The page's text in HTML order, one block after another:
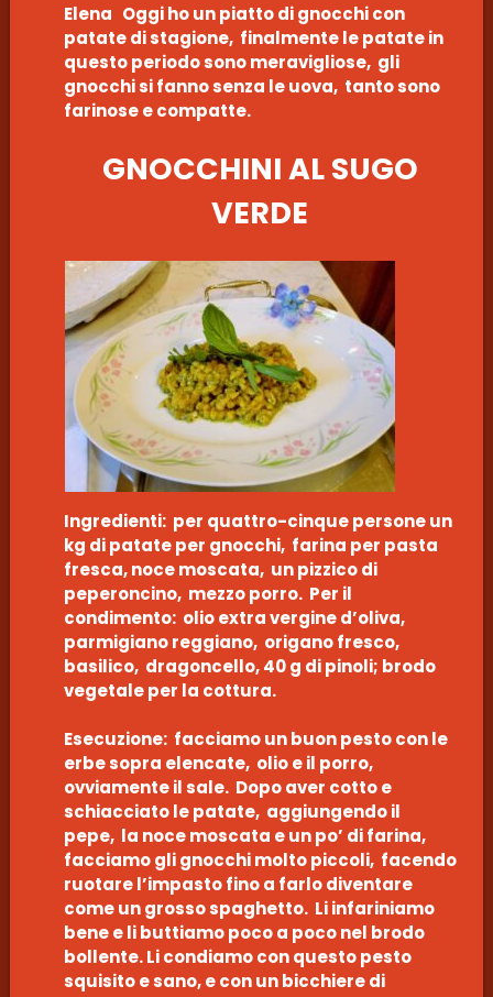
Elena Oggi ho un piatto di gnocchi con
patate di stagione, finalmente le patate in
questo periodo sono meravigliose, gli
gnocchi si fanno senza le uova, tanto sono
farinose e compatte.
GNOCCHINI AL SUGO
VERDE
Ingredienti: per quattro-cinque persone un
kg di patate per gnocchi, farina per pasta
fresca, noce moscata, un pizzico di
peperoncino, mezzo porro. Per il
condimento: olio extra vergine d’oliva,
parmigiano reggiano, origano fresco,
basilico, dragoncello, 40 g di pinoli; brodo
vegetale per la cottura.
Esecuzione: facciamo un buon pesto con le
erbe sopra elencate, olio e il porro,
ovviamente il sale. Dopo aver cotto e
schiacciato le patate, aggiungendo il
pepe, la noce moscata e un po’ di farina,
facciamo gli gnocchi molto piccoli, facendo
ruotare l’impasto fino a farlo diventare
come un grosso spaghetto. Li infariniamo
bene e li buttiamo poco a poco nel brodo
bollente. Li condiamo con questo pesto
squisito e sano, e con un bicchiere di